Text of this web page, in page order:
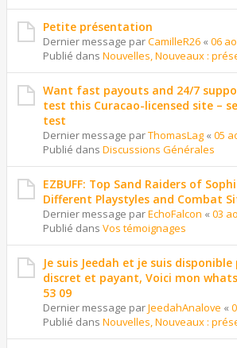
Petite présentation
Dernier message parCamilleR26 « 06
Publié dans Nouvelles, Nouveaux :
Want fast payouts and 24/7
test this Curacao-licensed site –
test
Dernier message parThomasLag « 05
Publié dans Discussions Générales
EZBUFF: Top Sand Raiders of
Different Playstyles and Combat
Dernier message parEchoFalcon « 03
Publié dans Vos témoignages
Je suis Jeedah et je suis
discret et payant, Voici mon
53 09
Dernier message parJeedahAnalove «
Publié dans Nouvelles, Nouveaux :